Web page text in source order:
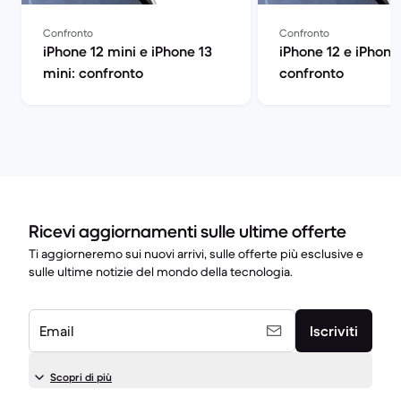
Confronto
iPhone 12 mini e iPhone 13
mini: confronto
Confronto
iPhone 12 e
confronto
Ricevi aggiornamenti sulle ultime offerte
Ti aggiorneremo sui nuovi arrivi, sulle offerte più esclusive e
sulle ultime notizie del mondo della tecnologia.
Email Iscriviti
Scopri di più